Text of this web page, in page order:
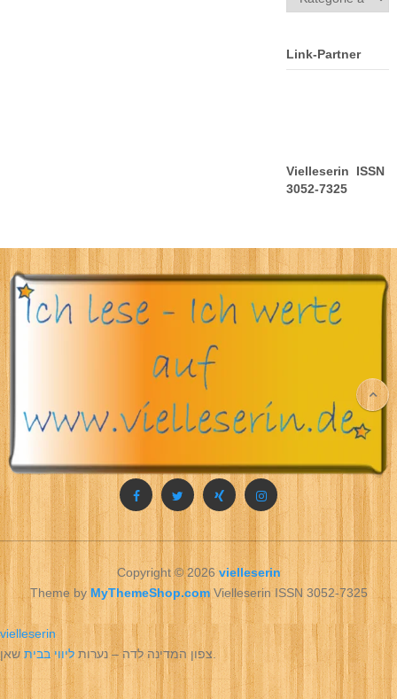
Link-Partner
Vielleserin ISSN
3052-7325
Copyright © 2026vielleserin
Theme by MyThemeShop.comVielleserin ISSN 3052-7325
vielleserin
צפון המדינה לדה – נערות ליווי בבית שאן.